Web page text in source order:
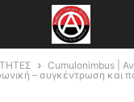
Cumulonimbus |
– συγκέντρωση και